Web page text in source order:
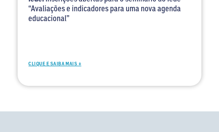
“Avaliações e indicadores para uma nova agenda
educacional”
CLIQUE E SAIBA MAIS +